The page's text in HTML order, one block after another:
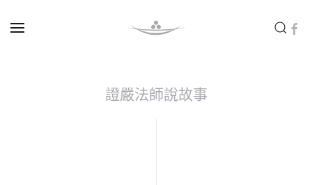
證嚴法師說故事